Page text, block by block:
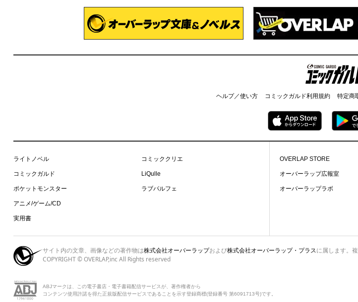
コミックガルド
ヘルプ／使い方 コミックガルド利用規約 特定商
ライトノベル
コミックガルド
ポケットモンスター
アニメ/ゲーム/CD
実用書
コミッククリエ
LiQulle
ラブパルフェ
OVERLAP STORE
オーバーラップ広報室
オーバーラップラボ
サイト内の文章、画像などの著作物は株式会社オーバーラップおよび株式会社オーバーラップ・プラス に属します。
COPYRIGHT © OVERLAP,inc All Rights reserved
ABJマークは、この電子書店・電子書籍配信サービスが、著作権者から
コンテンツ使用許諾を得た正規版配信サービスであることを示す登録商標(登録番号 第6091713号)です。